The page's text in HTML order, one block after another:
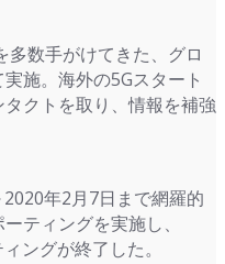
多数手がけてきた、グロ
施。海外の5Gスタート
クトを取り、情報を補強
年2月7日まで網羅的
ティングを実施し、
ングが終了した。